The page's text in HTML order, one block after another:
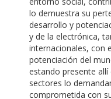
lo demuestra su
desarrollo y
y de la electrónica,
internacionales, con
potenciación del
estando presente allí
sectores lo
comprometida con